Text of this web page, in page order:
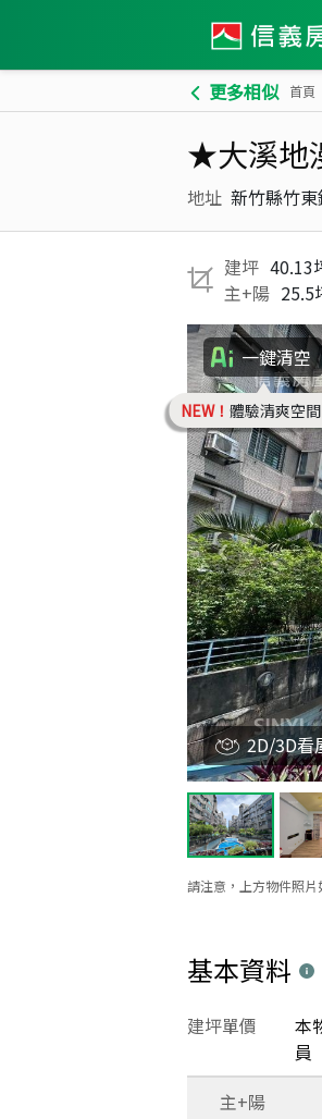
更多相似 首頁
★大溪地
地址 新竹縣竹
建坪 40.13
主+陽 25.5
一鍵清空
NEW！ 體驗清爽空間
請注意，上方物件照
2D/3D看
基本資料
建坪單價
本
員
主+陽